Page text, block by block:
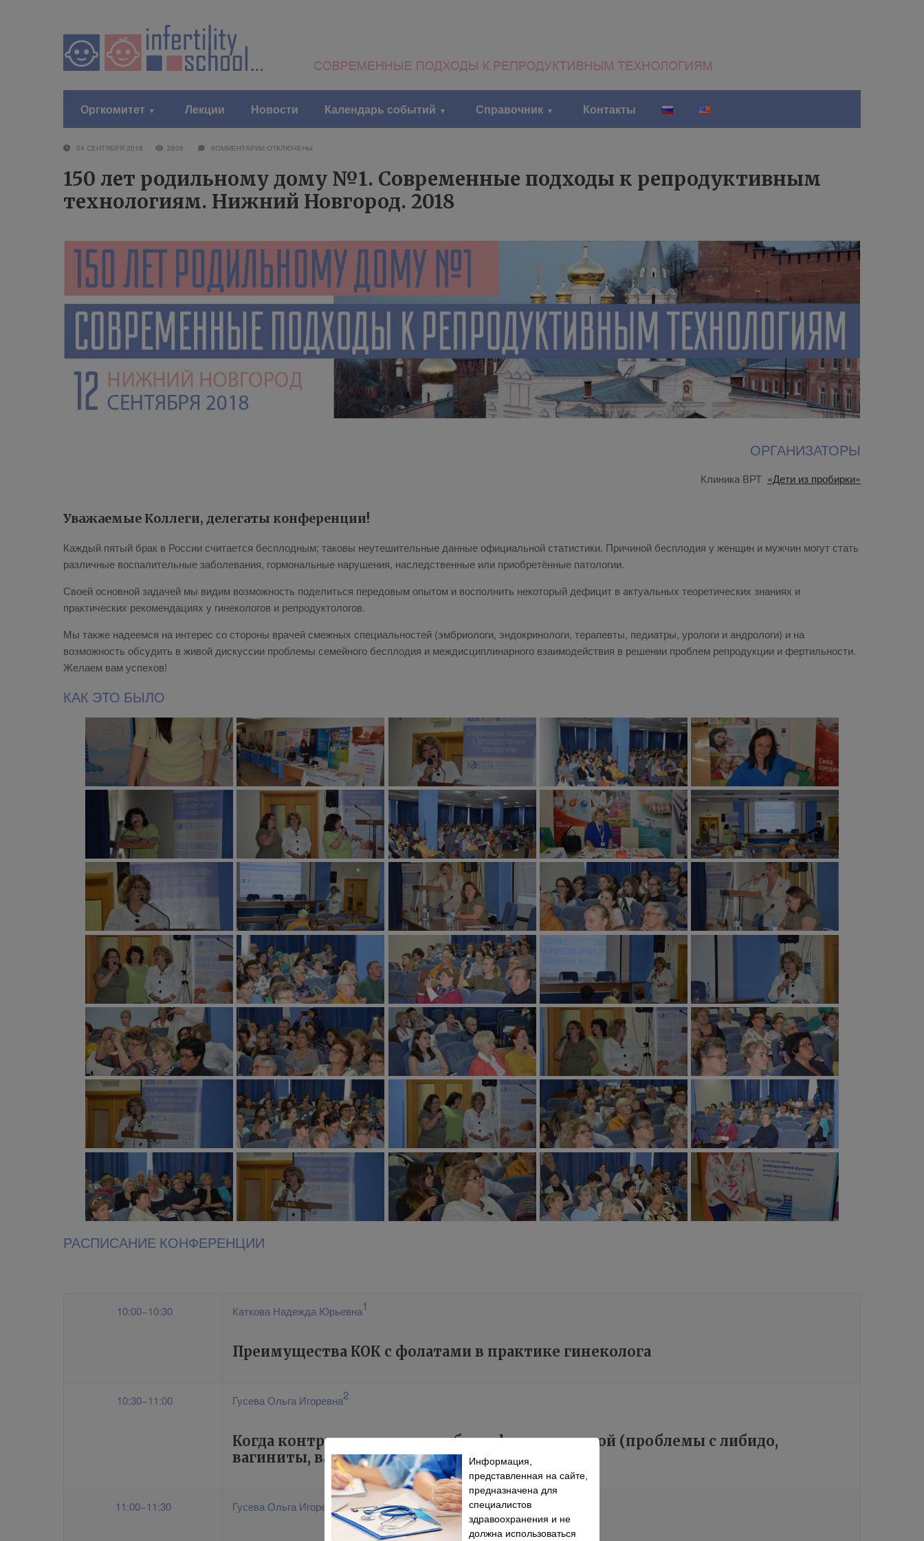
Оргкомитет Лекции Новости Календарь событий Справочник Контакты
04 СЕНТЯБРЯ 2018 2936 КОММЕНТАРИИ ОТКЛЮЧЕНЫ
150 лет родильному дому №1. Современные подходы к репродуктивным
технологиям. Нижний Новгород. 2018
ОРГАНИЗАТОРЫ
Клиника ВРТ «Дети из пробирки»
Уважаемые Коллеги, делегаты конференции!
Каждый пятый брак в России считается бесплодным; таковы неутешительные данные официальной статистики. Причиной бесплодия у женщин и мужчин могут стать
различные воспалительные заболевания, гормональные нарушения, наследственные или приобретённые патологии.
Своей основной задачей мы видим возможность поделиться передовым опытом и восполнить некоторый дефицит в актуальных теоретических знаниях и
практических рекомендациях у гинекологов и репродуктологов.
Мы также надеемся на интерес со стороны врачей смежных специальностей (эмбриологи, эндокринологи, терапевты, педиатры, урологи и андрологи) и на
возможность обсудить в живой дискуссии проблемы семейного бесплодия и междисциплинарного взаимодействия в решении проблем репродукции и фертильности.
Желаем вам успехов!
КАК ЭТО БЫЛО
РАСПИСАНИЕ КОНФЕРЕНЦИИ
10:00−10:30 Каткова Надежда Юрьевна1
Преимущества КОК с фолатами в практике гинеколога
10:30−11:00 Гусева Ольга Игоревна2
Когда контрацепция должна быть физиологичной (проблемы с либидо,
вагиниты, вагинозы)
11:00−11:30 Гусева Ольга Игоревна2
Информация,
представленная на сайте,
предназначена для
специалистов
здравоохранения и не
должна использоваться